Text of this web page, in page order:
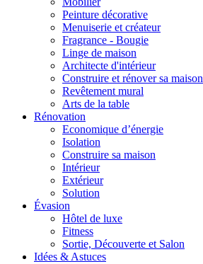
Peinture décorative
Menuiserie et créateur
Fragrance - Bougie
Linge de maison
Architecte d'intérieur
Construire et rénover sa maison
Revêtement mural
Arts de la table
Rénovation
Economique d’énergie
Isolation
Construire sa maison
Intérieur
Extérieur
Solution
Évasion
Hôtel de luxe
Fitness
Sortie, Découverte et Salon
Idées & Astuces